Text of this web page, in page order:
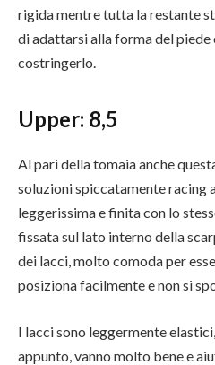
rigida mentre tutta la restante
di adattarsi alla forma del piede
costringerlo.
Upper: 8,5
Al pari della tomaia anche
soluzioni spiccatamente racing
leggerissima e finita con lo
fissata sul lato interno della
dei lacci, molto comoda per
posiziona facilmente e non si
I lacci sono leggermente
appunto, vanno molto bene e